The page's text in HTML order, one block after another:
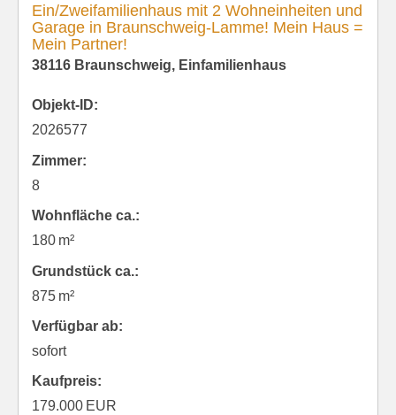
Ein/Zweifamilienhaus mit 2 Wohneinheiten und
Garage in Braunschweig-Lamme! Mein Haus =
Mein Partner!
38116 Braunschweig, Einfamilienhaus
Objekt-ID:
2026577
Zimmer:
8
Wohnfläche ca.:
180 m²
Grund­stück ca.:
875 m²
Verfügbar ab:
sofort
Kaufpreis:
179.000 EUR